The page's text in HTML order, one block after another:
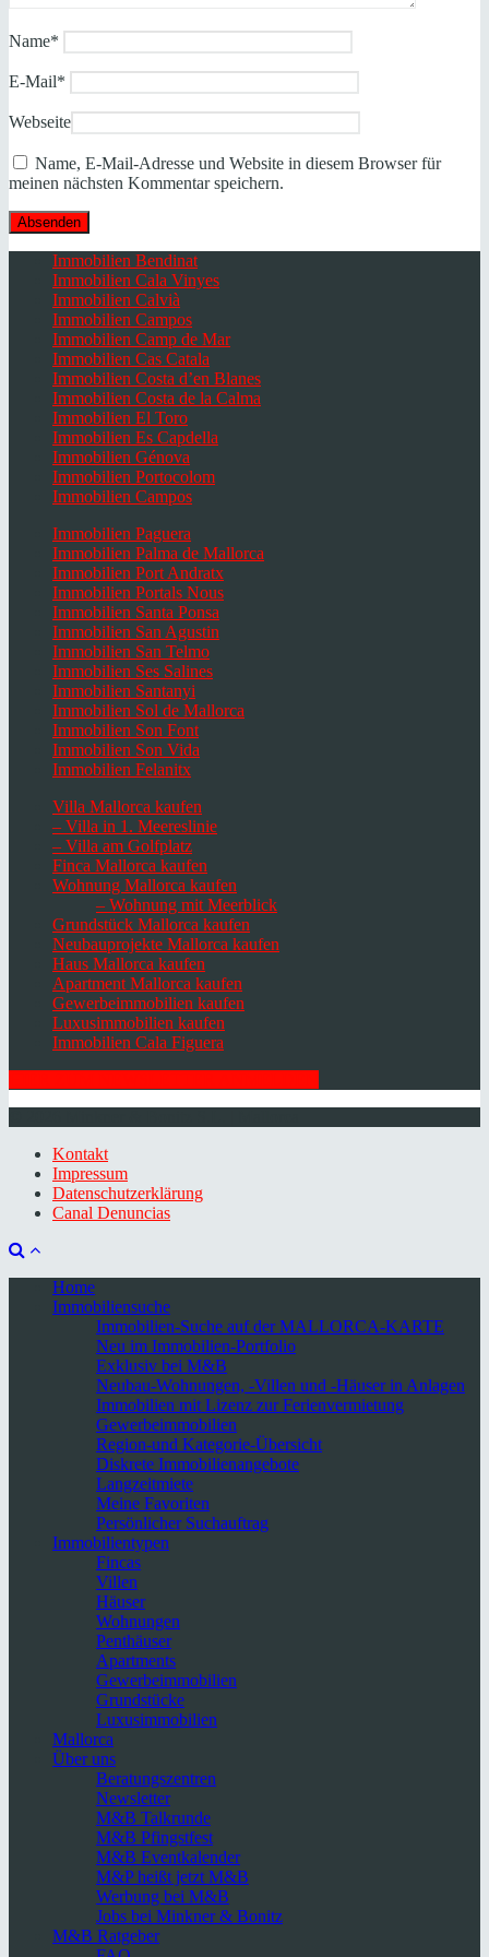
Name*
E-Mail*
Webseite
Name, E-Mail-Adresse und Website in diesem Browser für
meinen nächsten Kommentar speichern.
Immobilien Bendinat
Immobilien Cala Vinyes
Immobilien Calvià
Immobilien Campos
Immobilien Camp de Mar
Immobilien Cas Catala
Immobilien Costa d’en Blanes
Immobilien Costa de la Calma
Immobilien El Toro
Immobilien Es Capdella
Immobilien Génova
Immobilien Portocolom
Immobilien Campos
Immobilien Paguera
Immobilien Palma de Mallorca
Immobilien Port Andratx
Immobilien Portals Nous
Immobilien Santa Ponsa
Immobilien San Agustin
Immobilien San Telmo
Immobilien Ses Salines
Immobilien Santanyi
Immobilien Sol de Mallorca
Immobilien Son Font
Immobilien Son Vida
Immobilien Felanitx
Villa Mallorca kaufen
– Villa in 1. Meereslinie
– Villa am Golfplatz
Finca Mallorca kaufen
Wohnung Mallorca kaufen
– Wohnung mit Meerblick
Grundstück Mallorca kaufen
Neubauprojekte Mallorca kaufen
Haus Mallorca kaufen
Apartment Mallorca kaufen
Gewerbeimmobilien kaufen
Luxusimmobilien kaufen
Immobilien Cala Figuera
Kontakt
Impressum
Datenschutzerklärung
Canal Denuncias
Home
Immobiliensuche
Immobilien-Suche auf der MALLORCA-KARTE
Neu im Immobilien-Portfolio
Exklusiv bei M&B
Neubau-Wohnungen, -Villen und -Häuser in Anlagen
Immobilien mit Lizenz zur Ferienvermietung
Gewerbeimmobilien
Region-und Kategorie-Übersicht
Diskrete Immobilienangebote
Langzeitmiete
Meine Favoriten
Persönlicher Suchauftrag
Immobilientypen
Fincas
Villen
Häuser
Wohnungen
Penthäuser
Apartments
Gewerbeimmobilien
Grundstücke
Luxusimmobilien
Mallorca
Über uns
Beratungszentren
Newsletter
M&B Talkrunde
M&B Pfingstfest
M&B Eventkalender
M&P heißt jetzt M&B
Werbung bei M&B
Jobs bei Minkner & Bonitz
M&B Ratgeber